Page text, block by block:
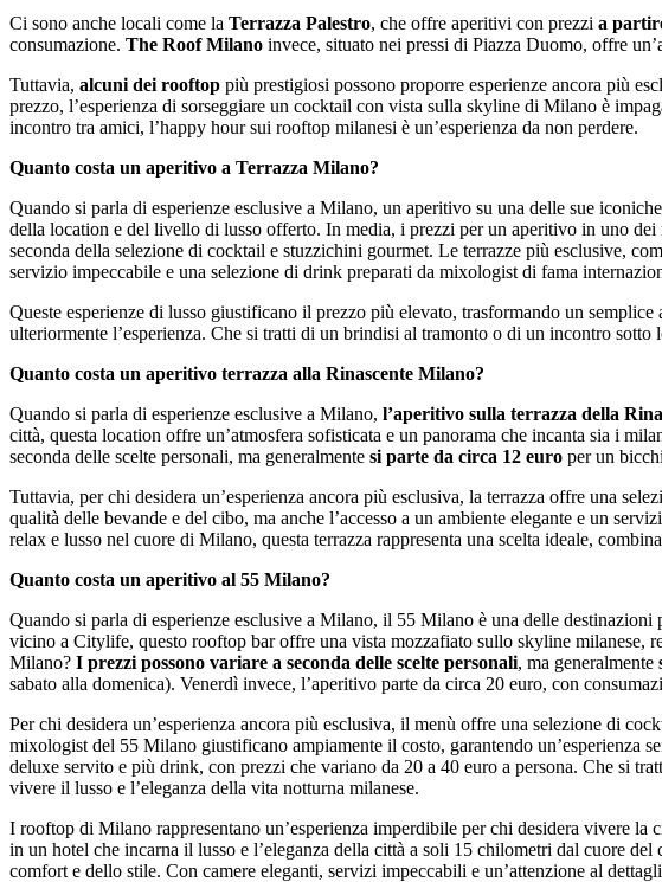
Ci sono anche locali come la Terrazza Palestro, che offre aperitivi con prezzi a
consumazione. The Roof Milano invece, situato nei pressi di Piazza Duomo, offre
Tuttavia, alcuni dei rooftop più prestigiosi possono proporre esperienze ancora più
prezzo, l’esperienza di sorseggiare un cocktail con vista sulla skyline di Milano è
incontro tra amici, l’happy hour sui rooftop milanesi è un’esperienza da non perdere.
Quanto costa un aperitivo a Terrazza Milano?
Quando si parla di esperienze esclusive a Milano, un aperitivo su una delle sue
della location e del livello di lusso offerto. In media, i prezzi per un aperitivo in uno
seconda della selezione di cocktail e stuzzichini gourmet. Le terrazze più esclusive,
servizio impeccabile e una selezione di drink preparati da mixologist di fama
Queste esperienze di lusso giustificano il prezzo più elevato, trasformando un
ulteriormente l’esperienza. Che si tratti di un brindisi al tramonto o di un incontro
Quanto costa un aperitivo terrazza alla Rinascente Milano?
Quando si parla di esperienze esclusive a Milano, l’aperitivo sulla terrazza della
città, questa location offre un’atmosfera sofisticata e un panorama che incanta sia i
seconda delle scelte personali, ma generalmente si parte da circa 12 euro per un
Tuttavia, per chi desidera un’esperienza ancora più esclusiva, la terrazza offre una
qualità delle bevande e del cibo, ma anche l’accesso a un ambiente elegante e un
relax e lusso nel cuore di Milano, questa terrazza rappresenta una scelta ideale,
Quanto costa un aperitivo al 55 Milano?
Quando si parla di esperienze esclusive a Milano, il 55 Milano è una delle
vicino a Citylife, questo rooftop bar offre una vista mozzafiato sullo skyline milanese,
Milano? I prezzi possono variare a seconda delle scelte personali, ma generalmente
sabato alla domenica). Venerdì invece, l’aperitivo parte da circa 20 euro, con
Per chi desidera un’esperienza ancora più esclusiva, il menù offre una selezione di
mixologist del 55 Milano giustificano ampiamente il costo, garantendo un’esperienza
deluxe servito e più drink, con prezzi che variano da 20 a 40 euro a persona. Che si
vivere il lusso e l’eleganza della vita notturna milanese.
I rooftop di Milano rappresentano un’esperienza imperdibile per chi desidera vivere
in un hotel che incarna il lusso e l’eleganza della città a soli 15 chilometri dal cuore del
comfort e dello stile. Con camere eleganti, servizi impeccabili e un’attenzione al